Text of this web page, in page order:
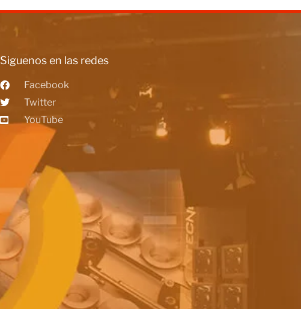
Siguenos en las redes
Facebook
Twitter
YouTube